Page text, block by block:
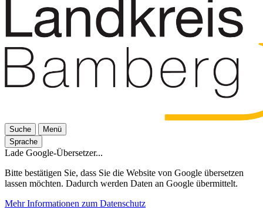
Suche
Menü
Sprache
Lade Google-Übersetzer...
Bitte bestätigen Sie, dass Sie die Website von Google übersetzen
lassen möchten. Dadurch werden Daten an Google übermittelt.
Mehr Informationen zum Datenschutz